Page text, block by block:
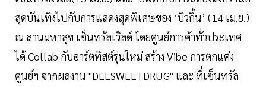
สุดบันเทิงไปกับการแสดงสุดพิเศษของ ‘บิวกิ้น’ (14 เม.ย.)
ณ ลานมหาสุข เซ็นทรัลเวิลด์ โดยศูนย์การค้าทั่วประเทศ
ได้ Collab กับอาร์ตทิสต์รุ่นใหม่ สร้าง Vibe การตกแต่ง
ศูนย์ฯ จากผลงาน "DEESWEETDRUG" และ ที่เซ็นทรัล